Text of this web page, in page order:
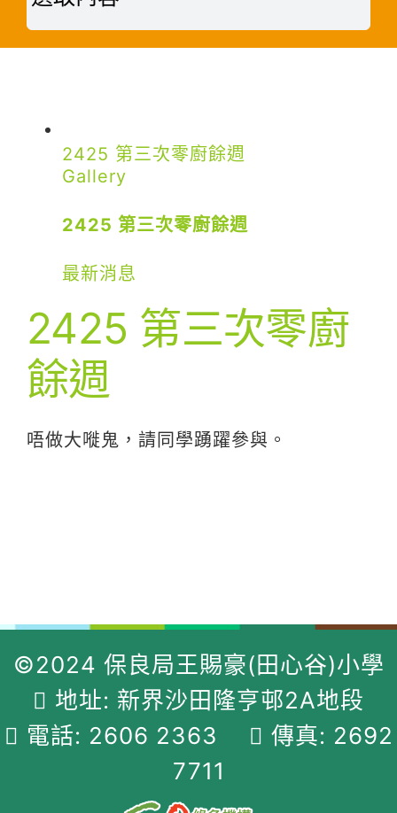
2425 第三次零廚餘週
Gallery
2425 第三次零廚餘週
最新消息
2425 第三次零廚
餘週
唔做大嘥鬼，請同學踴躍參與。
©2024 保良局王賜豪(田心谷)小學
地址: 新界沙田隆亨邨2A地段
電話: 2606 2363
傳真: 2692
7711